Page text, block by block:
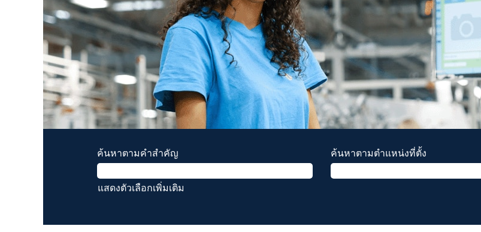
ค้นหาตามคำสำคัญ ค้นหาตามตำแหน่งที่ตั้ง
แสดงตัวเลือกเพิ่มเติม